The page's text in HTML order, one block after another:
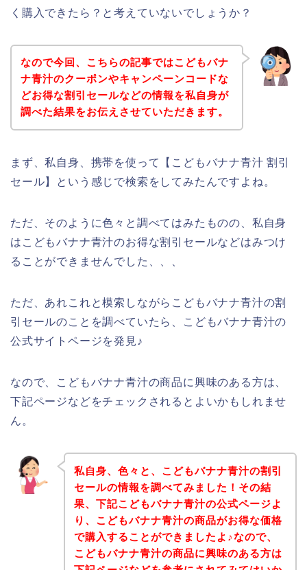
く購入できたら？と考えていないでしょうか？
なので今回、こちらの記事ではこどもバナ
ナ青汁のクーポンやキャンペーンコードな
どお得な割引セールなどの情報を私自身が
調べた結果をお伝えさせていただきます。
まず、私自身、携帯を使って【こどもバナナ青汁 割引
セール】という感じで検索をしてみたんですよね。
ただ、そのように色々と調べてはみたものの、私自身
はこどもバナナ青汁のお得な割引セールなどはみつけ
ることができませんでした、、、
ただ、あれこれと模索しながらこどもバナナ青汁の割
引セールのことを調べていたら、こどもバナナ青汁の
公式サイトページを発見♪
なので、こどもバナナ青汁の商品に興味のある方は、
下記ページなどをチェックされるとよいかもしれませ
ん。
私自身、色々と、こどもバナナ青汁の割引
セールの情報を調べてみました！その結
果、下記こどもバナナ青汁の公式ページよ
り、こどもバナナ青汁の商品がお得な価格
で購入することができましたよ♪なので、
こどもバナナ青汁の商品に興味のある方は